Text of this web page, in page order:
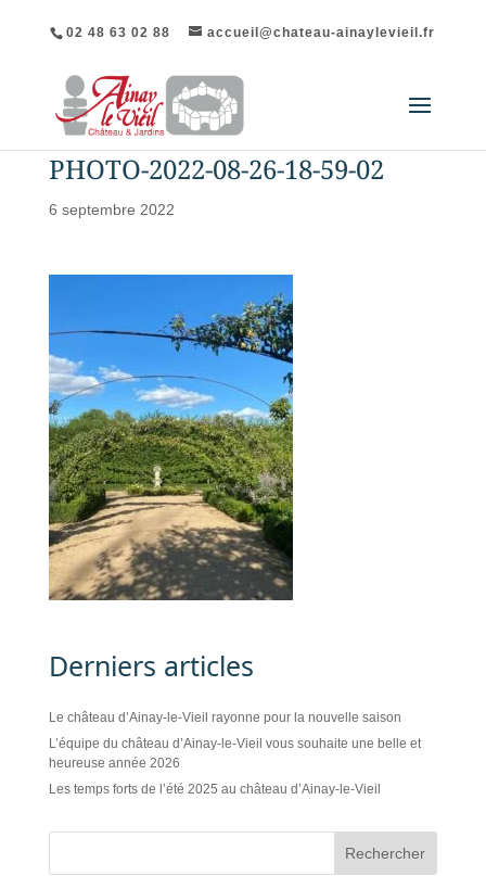
02 48 63 02 88 accueil@chateau-ainaylevieil.fr
PHOTO-2022-08-26-18-59-02
6 septembre 2022
Derniers articles
Le château d’Ainay-le-Vieil rayonne pour la nouvelle saison
L’équipe du château d’Ainay-le-Vieil vous souhaite une belle et
heureuse année 2026
Les temps forts de l’été 2025 au château d’Ainay-le-Vieil